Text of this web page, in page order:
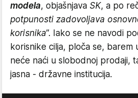
modela, objašnjava SK, a po
potpunosti zadovoljava
korisnika”. Iako se ne navodi
korisnike cilja, ploča se, barem
neće naći u slobodnoj prodaji,
jasna - državne institucija.